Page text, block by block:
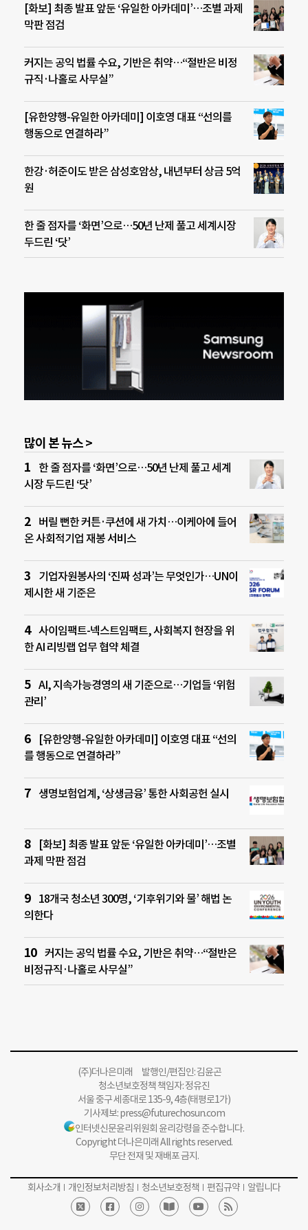
[화보] 최종 발표 앞둔 ‘유일한 아카데미’…조별 과제
막판 점검
커지는 공익 법률 수요, 기반은 취약…“절반은 비정
규직·나홀로 사무실”
[유한양행-유일한 아카데미] 이호영 대표 “선의를
행동으로 연결하라”
한강·허준이도 받은 삼성호암상, 내년부터 상금 5억
원
한 줄 점자를 ‘화면’으로…50년 난제 풀고 세계시장
두드린 ‘닷’
많이 본 뉴스 >
한 줄 점자를 ‘화면’으로…50년 난제 풀고 세계
시장 두드린 ‘닷’
버릴 뻔한 커튼·쿠션에 새 가치…이케아에 들어
온 사회적기업 재봉 서비스
기업자원봉사의 ‘진짜 성과’는 무엇인가…UN이
제시한 새 기준은
사이임팩트-넥스트임팩트, 사회복지 현장을 위
한 AI 리빙랩 업무 협약 체결
AI, 지속가능경영의 새 기준으로…기업들 ‘위험
관리’
[유한양행-유일한 아카데미] 이호영 대표 “선의
를 행동으로 연결하라”
생명보험업계, ‘상생금융’ 통한 사회공헌 실시
[화보] 최종 발표 앞둔 ‘유일한 아카데미’…조별
과제 막판 점검
18개국 청소년 300명, ‘기후위기와 물’ 해법 논
의한다
커지는 공익 법률 수요, 기반은 취약…“절반은
비정규직·나홀로 사무실”
(주)더나은미래 발행인/편집인: 김윤곤
청소년보호정책 책임자: 정유진
서울 중구 세종대로 135-9, 4층(태평로1가)
기사제보:press@futurechosun.com
인터넷신문윤리위원회 윤리강령을 준수합니다.
Copyright 더나은미래 All rights reserved.
무단 전재 및 재배포 금지.
회사소개 개인정보처리방침 청소년보호정책 편집규약 알립니다